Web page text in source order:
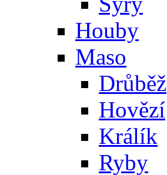
Houby
Maso
Drůběž
Hovězí
Králík
Ryby